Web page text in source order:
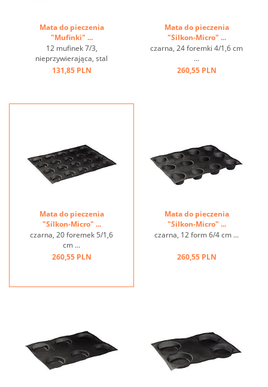
Mata do pieczenia
"Mufinki" ...
12 mufinek 7/3,
nieprzywierająca, stal
węglowa, dobre wykonanie
131,85 PLN
Mata do pieczenia
"Silkon-Micro" ...
czarna, 24 foremki 4/1,6 cm
...
260,55 PLN
Mata do pieczenia
"Silkon-Micro" ...
czarna, 20 foremek 5/1,6
cm ...
260,55 PLN
Mata do pieczenia
"Silkon-Micro" ...
czarna, 12 form 6/4 cm ...
260,55 PLN